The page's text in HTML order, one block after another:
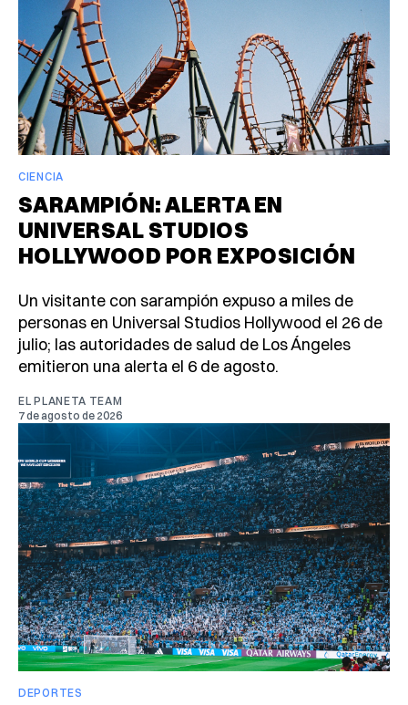
CIENCIA
SARAMPIÓN: ALERTA EN
UNIVERSAL STUDIOS
HOLLYWOOD POR EXPOSICIÓN
Un visitante con sarampión expuso a miles de
personas en Universal Studios Hollywood el 26 de
julio; las autoridades de salud de Los Ángeles
emitieron una alerta el 6 de agosto.
EL PLANETA TEAM
7 de agosto de 2026
DEPORTES